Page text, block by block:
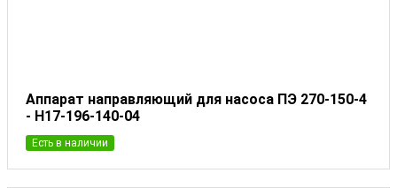
Аппарат направляющий для насоса ПЭ 270-150-4
- Н17-196-140-04
Есть в наличии